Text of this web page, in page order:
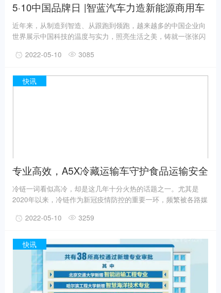
5·10中国品牌日 |智蓝汽车力造新能源商用车
“国货之光”
近年来，从制造到智造、从跟跑到领跑，越来越多的中国企业向
世界展示中国科技的温度与实力，照亮生活之美，铸就一张张闪
为“双碳”时代背景下新能源商用车引领者，智蓝汽车坚持自主创
用品牌、产品、科技的力量，为新能源商用车民族品牌崛起和产
2022-05-10 3085
快讯
专业高效，A5X冷藏运输车守护食品运输安全
冷链一词看似高冷，却是这几年十分火热的话题之一。尤其是
2020年以来，冷链作为新冠疫情防控的重要一环，频繁被各路媒
复，上海、长春、吉林等地的人民局部受到了影响。
2022-05-10 3259
快讯